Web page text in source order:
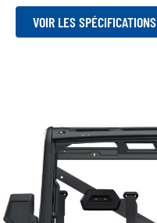
VOIR LES SPÉCIFICATIONS